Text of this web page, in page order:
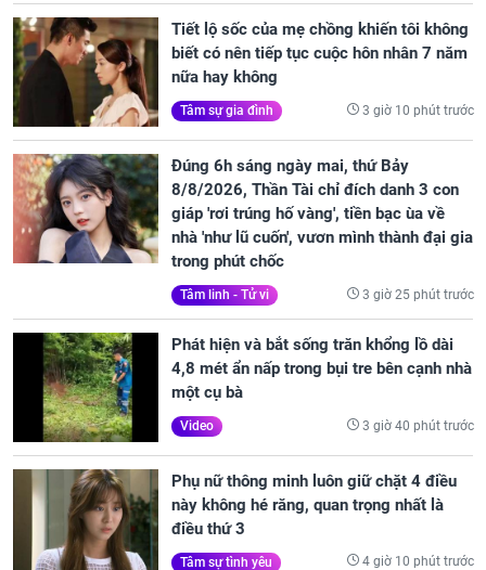
Tiết lộ sốc của mẹ chồng khiến tôi không
biết có nên tiếp tục cuộc hôn nhân 7 năm
nữa hay không
Tâm sự gia đình 3 giờ 10 phút trước
Đúng 6h sáng ngày mai, thứ Bảy
8/8/2026, Thần Tài chỉ đích danh 3 con
giáp 'rơi trúng hố vàng', tiền bạc ùa về
nhà 'như lũ cuốn', vươn mình thành đại gia
trong phút chốc
Tâm linh - Tử vi 3 giờ 25 phút trước
Phát hiện và bắt sống trăn khổng lồ dài
4,8 mét ẩn nấp trong bụi tre bên cạnh nhà
một cụ bà
Video 3 giờ 40 phút trước
Phụ nữ thông minh luôn giữ chặt 4 điều
này không hé răng, quan trọng nhất là
điều thứ 3
Tâm sự tình yêu 4 giờ 10 phút trước